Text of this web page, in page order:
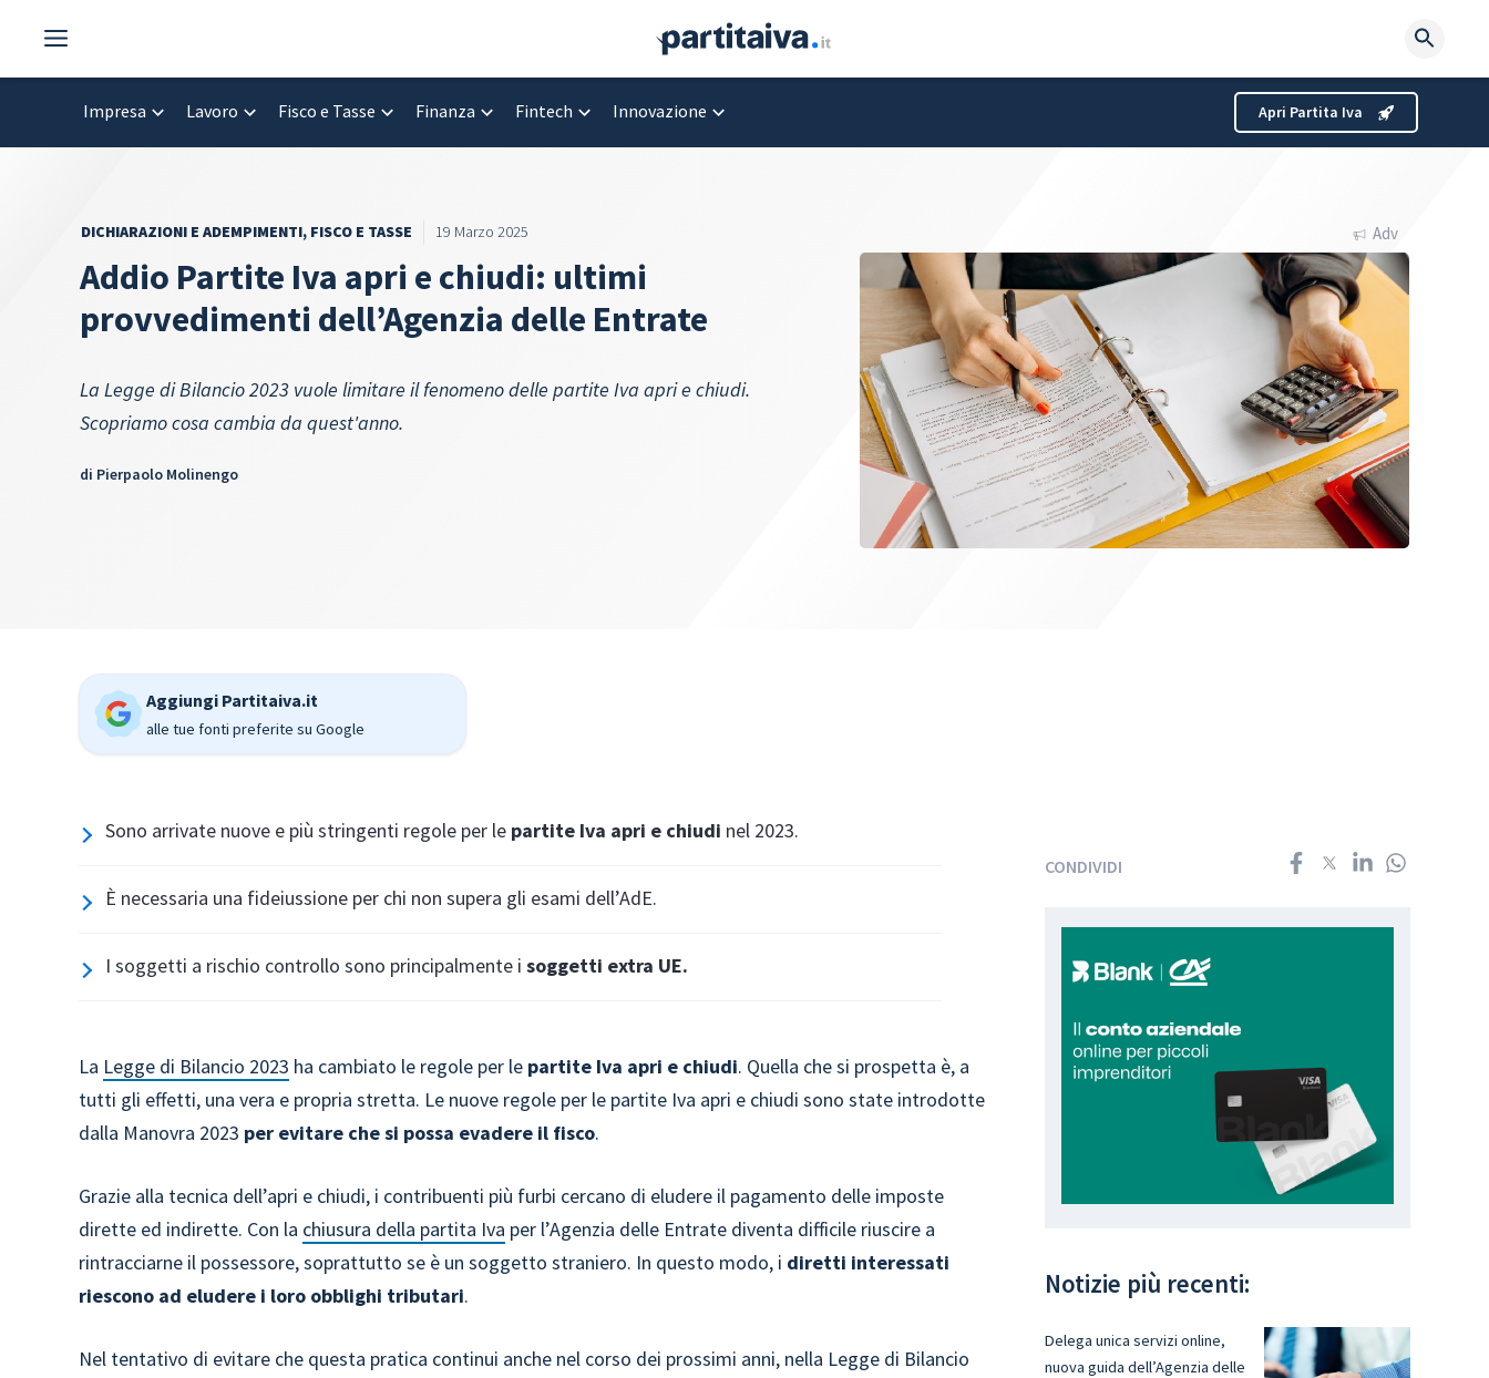
contenuto
Impresa Lavoro Fisco e Tasse Finanza Fintech Innovazione Apri Partita Iva
DICHIARAZIONI E ADEMPIMENTI, FISCO E TASSE 19 Marzo 2025
Addio Partite Iva apri e chiudi: ultimi
provvedimenti dell’Agenzia delle Entrate
La Legge di Bilancio 2023 vuole limitare il fenomeno delle partite Iva apri e chiudi.
Scopriamo cosa cambia da quest'anno.
di Pierpaolo Molinengo
Adv
Aggiungi Partitaiva.it
alle tue fonti preferite su Google
Sono arrivate nuove e più stringenti regole per le partite Iva apri e chiudi nel 2023.
È necessaria una fideiussione per chi non supera gli esami dell’AdE.
I soggetti a rischio controllo sono principalmente isoggetti extra UE.
La Legge di Bilancio 2023 ha cambiato le regole per le partite Iva apri e chiudi. Quella che si prospetta è, a
tutti gli effetti, una vera e propria stretta. Le nuove regole per le partite Iva apri e chiudi sono state introdotte
dalla Manovra 2023 per evitare che si possa evadere il fisco.
Grazie alla tecnica dell’apri e chiudi, i contribuenti più furbi cercano di eludere il pagamento delle imposte
dirette ed indirette. Con la chiusura della partita Iva per l’Agenzia delle Entrate diventa difficile riuscire a
rintracciarne il possessore, soprattutto se è un soggetto straniero. In questo modo, i diretti interessati
riescono ad eludere i loro obblighi tributari.
Nel tentativo di evitare che questa pratica continui anche nel corso dei prossimi anni, nella Legge di Bilancio
CONDIVIDI
Notizie più recenti:
Delega unica servizi online,
nuova guida dell’Agenzia delle